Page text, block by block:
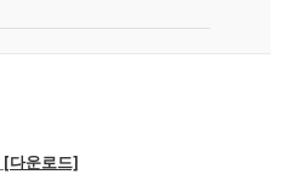
[다운로드]